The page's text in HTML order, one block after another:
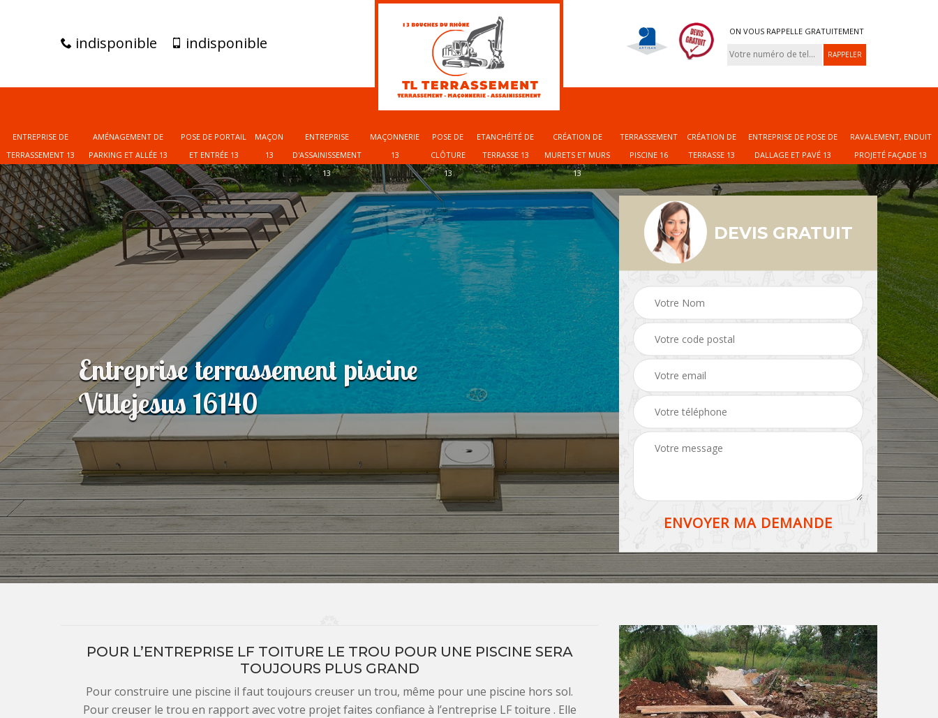
indisponible indisponible
ON VOUS RAPPELLE GRATUITEMENT
ENTREPRISE DE
TERRASSEMENT 13
AMÉNAGEMENT DE
PARKING ET ALLÉE 13
POSE DE PORTAIL
ET ENTRÉE 13
MAÇON
13
ENTREPRISE
D'ASSAINISSEMENT
13
MAÇONNERIE
13
POSE DE
CLÔTURE
13
ETANCHÉITÉ DE
TERRASSE 13
CRÉATION DE
MURETS ET MURS
13
TERRASSEMENT
PISCINE 16
CRÉATION DE
TERRASSE 13
ENTREPRISE DE POSE DE
DALLAGE ET PAVÉ 13
RAVALEMENT, ENDUIT
PROJETÉ FAÇADE 13
Entreprise terrassement piscine
Villejesus 16140
DEVIS GRATUIT
POUR L’ENTREPRISE LF TOITURE LE TROU POUR UNE PISCINE SERA
TOUJOURS PLUS GRAND
Pour construire une piscine il faut toujours creuser un trou, même pour une piscine hors sol.
Pour creuser le trou en rapport avec votre projet faites confiance à l’entreprise LF toiture . Elle